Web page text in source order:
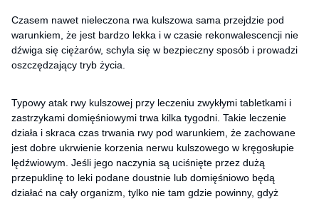
Czasem nawet nieleczona rwa kulszowa sama przejdzie pod
warunkiem, że jest bardzo lekka i w czasie rekonwalescencji nie
dźwiga się ciężarów, schyla się w bezpieczny sposób i prowadzi
oszczędzający tryb życia.
Typowy atak rwy kulszowej przy leczeniu zwykłymi tabletkami i
zastrzykami domięśniowymi trwa kilka tygodni. Takie leczenie
działa i skraca czas trwania rwy pod warunkiem, że zachowane
jest dobre ukrwienie korzenia nerwu kulszowego w kręgosłupie
lędźwiowym. Jeśli jego naczynia są uciśnięte przez dużą
przepuklinę to leki podane doustnie lub domięśniowo będą
działać na cały organizm, tylko nie tam gdzie powinny, gdyż